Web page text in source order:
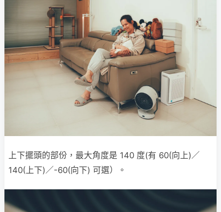
上下擺頭的部份，最大角度是 140 度(有 60(向上)／
140(上下)／-60(向下) 可選）。